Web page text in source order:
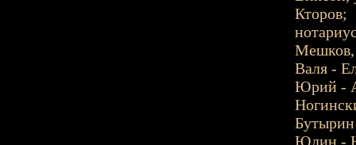
Кторов;
Мешков,
Валя -
Юрий -
Юлин -